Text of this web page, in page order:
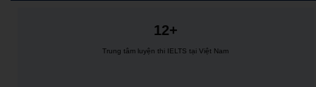
12+
Trung tâm luyện thi IELTS tại Việt Nam